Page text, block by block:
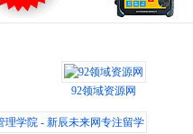
92领域资源网